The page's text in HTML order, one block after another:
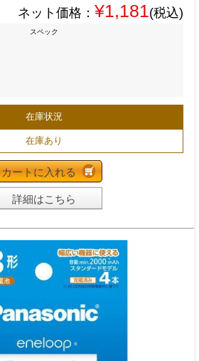
ネット価格： ¥1,181(税込)
スペック
在庫状況
在庫あり
カートに入れる
詳細はこちら